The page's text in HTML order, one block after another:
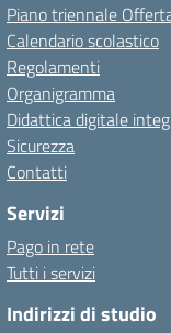
Piano triennale
Calendario scolastico
Regolamenti
Organigramma
Didattica digitale
Sicurezza
Contatti
Servizi
Pago in rete
Tutti i servizi
Indirizzi di studio